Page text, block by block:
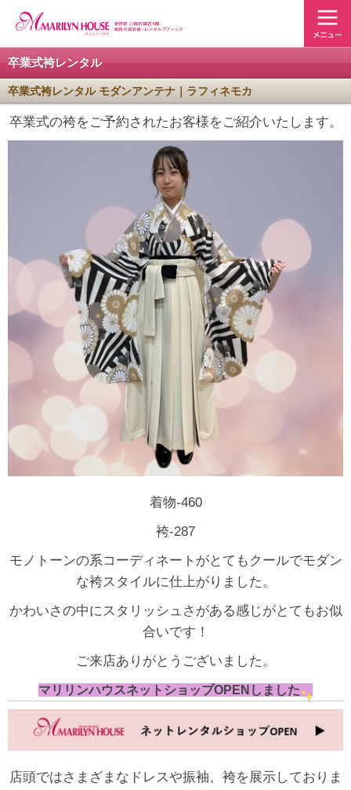
卒業式袴レンタル
卒業式袴レンタル モダンアンテナ｜ラフィネモカ
卒業式の袴をご予約されたお客様をご紹介いたします。
着物-460
袴-287
モノトーンの系コーディネートがとてもクールでモダン
な袴スタイルに仕上がりました。
かわいさの中にスタリッシュさがある感じがとてもお似
合いです！
ご来店ありがとうございました。
マリリンハウスネットショップOPENしました
店頭ではさまざまなドレスや振袖、袴を展示しておりま